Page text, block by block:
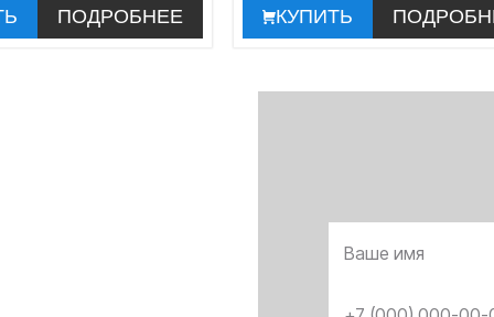
ПОДРОБНЕЕ КУПИТЬ